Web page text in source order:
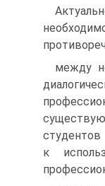
между
к